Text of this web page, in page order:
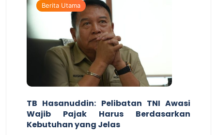
Berita Utama
TB Hasanuddin: Pelibatan TNI Awasi
Wajib Pajak Harus Berdasarkan
Kebutuhan yang Jelas